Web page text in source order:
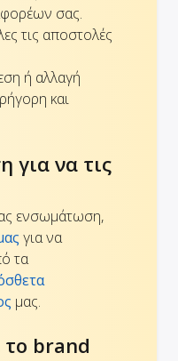
σας.
τις αποστολές
ή αλλαγή
και
για να τις
ενσωμάτωση,
για να
τα
μας.
το brand